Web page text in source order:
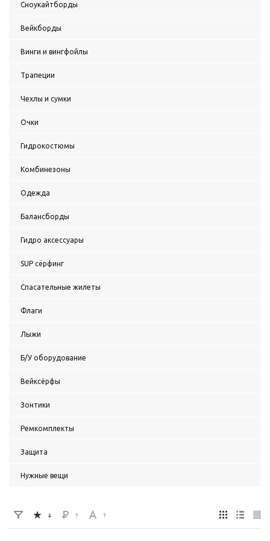
Сноукайтборды
Вейкборды
Винги и вингфойлы
Трапеции
Чехлы и сумки
Очки
Гидрокостюмы
Комбинезоны
Одежда
Балансборды
Гидро аксессуары
SUP сёрфинг
Спасательные жилеты
Флаги
Лыжи
Б/У оборудование
Вейксёрфы
Зонтики
Ремкомплекты
Защита
Нужные вещи